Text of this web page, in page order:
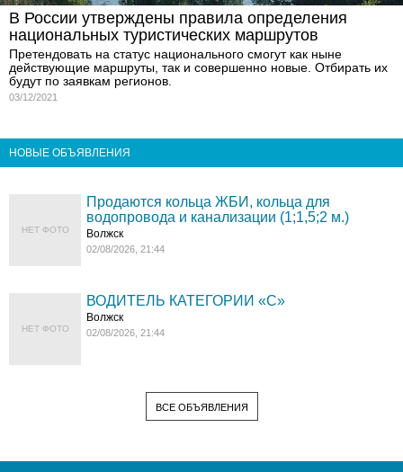
В России утверждены правила определения
национальных туристических маршрутов
Претендовать на статус национального смогут как ныне
действующие маршруты, так и совершенно новые. Отбирать их
будут по заявкам регионов.
03/12/2021
НОВЫЕ ОБЪЯВЛЕНИЯ
НЕТ ФОТО
Продаются кольца ЖБИ, кольца для
водопровода и канализации (1;1,5;2 м.)
Волжск
02/08/2026, 21:44
НЕТ ФОТО
ВОДИТЕЛЬ КАТЕГОРИИ «C»
Волжск
02/08/2026, 21:44
ВСЕ ОБЪЯВЛЕНИЯ